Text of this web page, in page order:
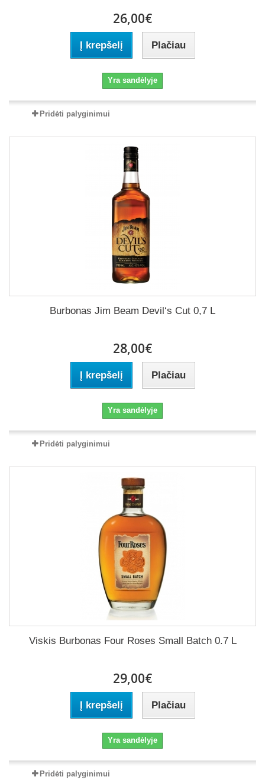
26,00€
Į krepšelį Plačiau
Yra sandėlyje
Pridėti palyginimui
Burbonas Jim Beam Devil‘s Cut 0,7 L
28,00€
Į krepšelį Plačiau
Yra sandėlyje
Pridėti palyginimui
Viskis Burbonas Four Roses Small Batch 0.7 L
29,00€
Į krepšelį Plačiau
Yra sandėlyje
Pridėti palyginimui